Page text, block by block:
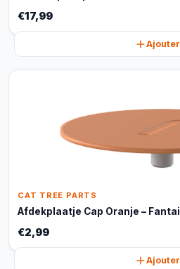
€17,99
Ajouter
CAT TREE PARTS
Afdekplaatje Cap Oranje – Fantail
€2,99
Ajouter